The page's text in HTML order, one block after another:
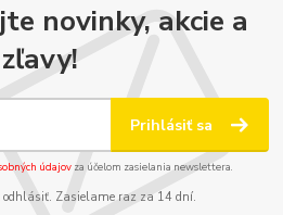
novinky, akcie a
zľavy!
Prihlásiť sa
údajov za účelom zasielania newslettera.
odhlásiť. Zasielame raz za 14 dní.